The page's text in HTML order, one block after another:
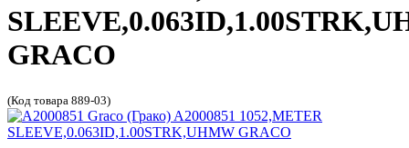
GRACO
(Код товара 889-03)